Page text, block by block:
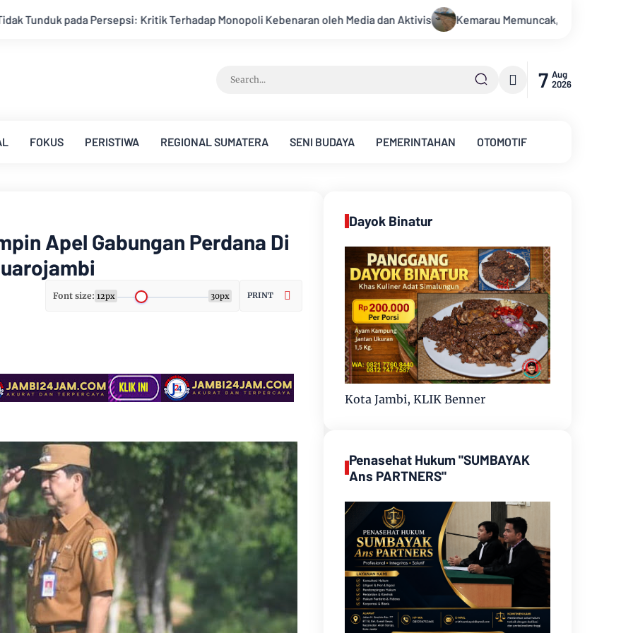
Kebenaran oleh Media dan Aktivis Kemarau Memuncak, Debit Sungai Batanghari Terus Menyusut, Jambi Hadapi
7 Aug
2026
FOKUS PERISTIWA REGIONAL SUMATERA SENI BUDAYA PEMERINTAHAN OTOMOTIF
Apel Gabungan Perdana Di
Font size: 12px 30px PRINT
Dayok Binatur
Kota Jambi, KLIK Benner
Penasehat Hukum "SUMBAYAK
Ans PARTNERS"